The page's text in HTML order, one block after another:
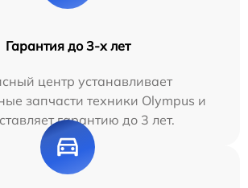
Гарантия до 3-х лет
центр устанавливает
запчасти техники Olympus и
гарантию до 3 лет.